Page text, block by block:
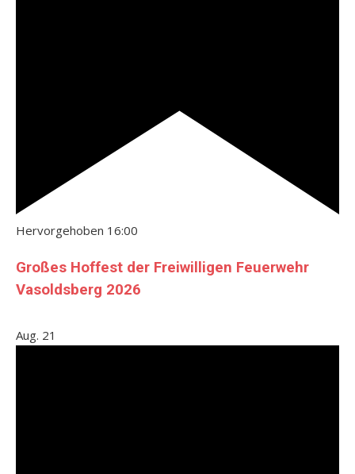
Hervorgehoben 16:00
Großes Hoffest der Freiwilligen Feuerwehr
Vasoldsberg 2026
Aug. 21